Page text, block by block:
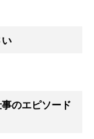
のエピソード